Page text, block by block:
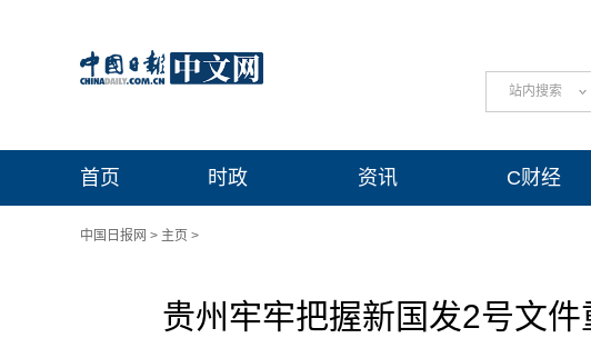
站内搜索
首页 时政 资讯 C财经
中国日报网 > 主页 >
贵州牢牢把握新国发2号文